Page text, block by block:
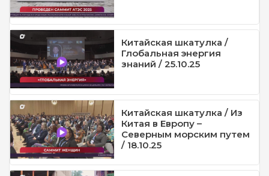
Китайская шкатулка /
Глобальная энергия
знаний / 25.10.25
Китайская шкатулка / Из
Китая в Европу –
Северным морским путем
/ 18.10.25